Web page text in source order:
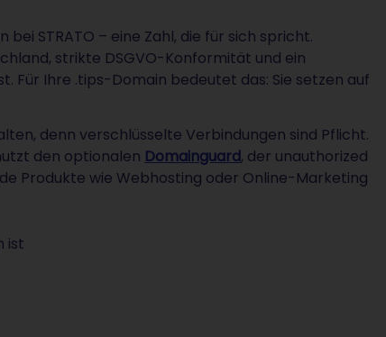
STRATO – eine Zahl, die für sich spricht.
strikte DSGVO-Konformität und ein
Für Ihre .tips-Domain bedeutet das: Sie setzen auf
denn verschlüsselte Verbindungen sind Pflicht.
den optionalen Domainguard, der unauthorized
Produkte wie Webhosting oder Online-Marketing
ist